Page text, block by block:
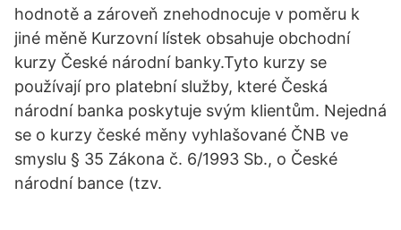
hodnotě a zároveň znehodnocuje v poměru k
jiné měně Kurzovní lístek obsahuje obchodní
kurzy České národní banky.Tyto kurzy se
používají pro platební služby, které Česká
národní banka poskytuje svým klientům. Nejedná
se o kurzy české měny vyhlašované ČNB ve
smyslu § 35 Zákona č. 6/1993 Sb., o České
národní bance (tzv.